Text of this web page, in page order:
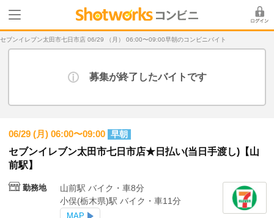
セブンイレブン太田市七日市店 06/29 （月） 06:00〜09:00早朝のコンビニバイト
募集が終了したバイトです
06/29 (月) 06:00〜09:00 早朝
セブンイレブン太田市七日市店★日払い(当日手渡し)【山
前駅】
勤務地
山前駅 バイク・車8分
小俣(栃木県)駅 バイク・車11分
MAP